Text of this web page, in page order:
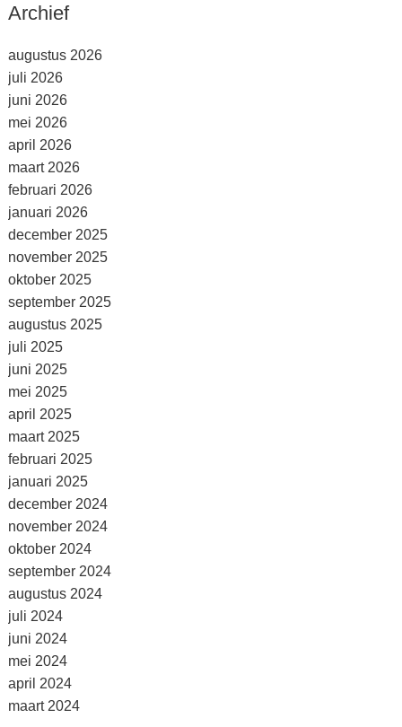
Archief
augustus 2026
juli 2026
juni 2026
mei 2026
april 2026
maart 2026
februari 2026
januari 2026
december 2025
november 2025
oktober 2025
september 2025
augustus 2025
juli 2025
juni 2025
mei 2025
april 2025
maart 2025
februari 2025
januari 2025
december 2024
november 2024
oktober 2024
september 2024
augustus 2024
juli 2024
juni 2024
mei 2024
april 2024
maart 2024